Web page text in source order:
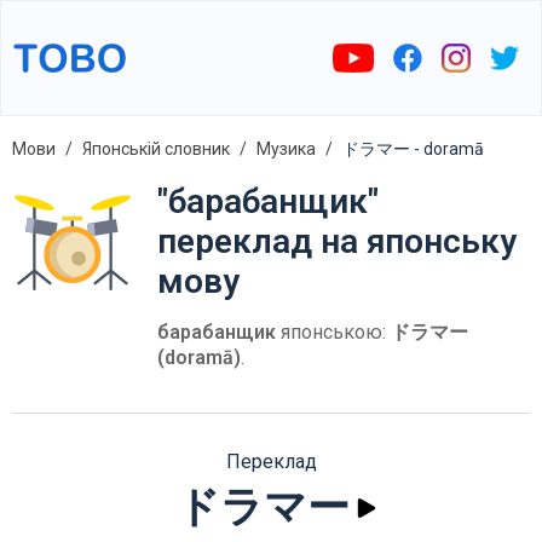
Мови Японській словник Музика ドラマー - doramā
"барабанщик"
переклад на японську
мову
барабанщик японською: ドラマー
(doramā).
Переклад
ドラマー